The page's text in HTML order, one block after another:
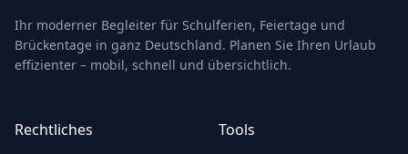
Ihr moderner Begleiter für Schulferien, Feiertage und
Brückentage in ganz Deutschland. Planen Sie Ihren Urlaub
effizienter – mobil, schnell und übersichtlich.
Rechtliches Tools